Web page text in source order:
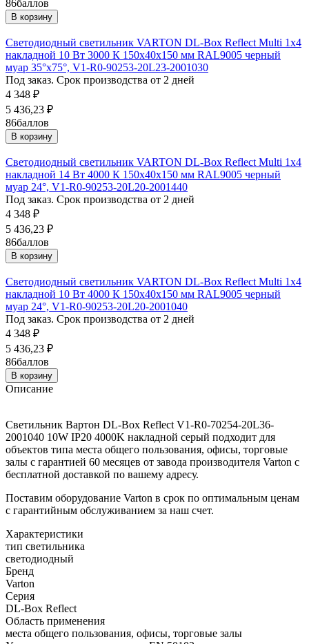
86баллов
В корзину
Светодиодный светильник VARTON DL-Box Reflect Multi 1x4
накладной 10 Вт 3000 К 150х40х150 мм RAL9005 черный
муар 35°x75°, V1-R0-90253-20L23-2001030
Под заказ. Срок производства от 2 дней
4 348 ₽
5 436,23 ₽
86баллов
В корзину
Светодиодный светильник VARTON DL-Box Reflect Multi 1x4
накладной 14 Вт 4000 К 150х40х150 мм RAL9005 черный
муар 24°, V1-R0-90253-20L20-2001440
Под заказ. Срок производства от 2 дней
4 348 ₽
5 436,23 ₽
86баллов
В корзину
Светодиодный светильник VARTON DL-Box Reflect Multi 1x4
накладной 10 Вт 4000 К 150х40х150 мм RAL9005 черный
муар 24°, V1-R0-90253-20L20-2001040
Под заказ. Срок производства от 2 дней
4 348 ₽
5 436,23 ₽
86баллов
В корзину
Описание
Светильник Вартон DL-Box Reflect V1-R0-70254-20L36-
2001040 10W IP20 4000K накладной серый подходит для
объектов типа места общего пользования, офисы, торговые
залы с гарантией 60 месяцев от завода производителя Varton с
бесплатной доставкой по вашему адресу.
Поставим оборудование Varton в срок по оптимальным ценам
с гарантийным обслуживанием за наш счет.
Характеристики
тип светильника
светодиодный
Бренд
Varton
Серия
DL-Box Reflect
Область применения
места общего пользования, офисы, торговые залы